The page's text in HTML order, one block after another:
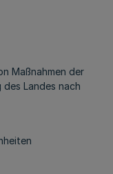
Maßnahmen der
Landes nach